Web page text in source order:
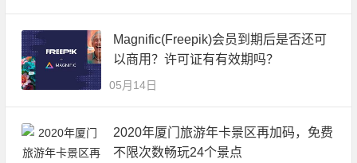
Magnific(Freepik)会员到期后是否还可
以商用？许可证有有效期吗？
05月14日
2020年厦门旅游年卡景区再加码，免费
不限次数畅玩24个景点